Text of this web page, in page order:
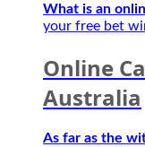
What is an
your free bet
Online
Australia
As far as the